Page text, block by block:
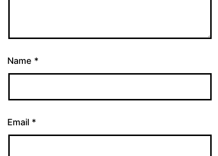
Name *
Email *